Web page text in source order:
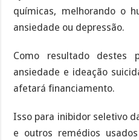
químicas, melhorando o
ansiedade ou depressão.
Como resultado destes
ansiedade e ideação
afetará financiamento.
Isso para inibidor seletivo
e outros remédios